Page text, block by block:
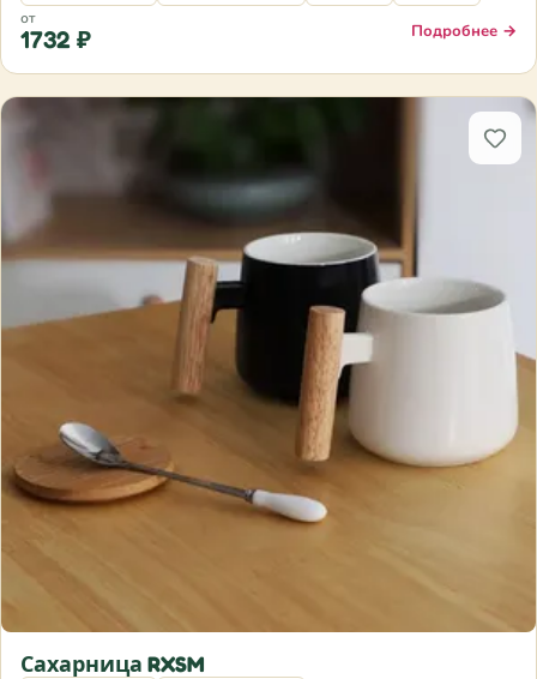
от
1732 ₽ Подробнее →
Сахарница RXSM